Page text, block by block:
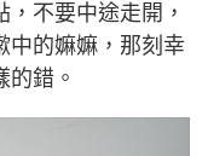
不要中途走開，
中的嫲嫲，那刻幸
錯。